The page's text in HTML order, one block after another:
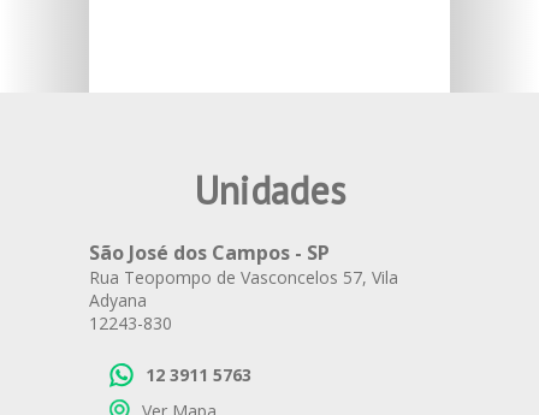
Unidades
São José dos Campos - SP
Rua Teopompo de Vasconcelos 57, Vila
Adyana
12243-830
12 3911 5763